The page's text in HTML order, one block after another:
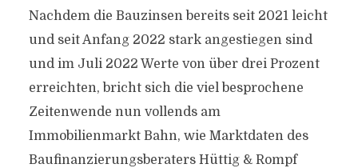
Nachdem die Bauzinsen bereits seit 2021 leicht
und seit Anfang 2022 stark angestiegen sind
und im Juli 2022 Werte von über drei Prozent
erreichten, bricht sich die viel besprochene
Zeitenwende nun vollends am
Immobilienmarkt Bahn, wie Marktdaten des
Baufinanzierungsberaters Hüttig & Rompf